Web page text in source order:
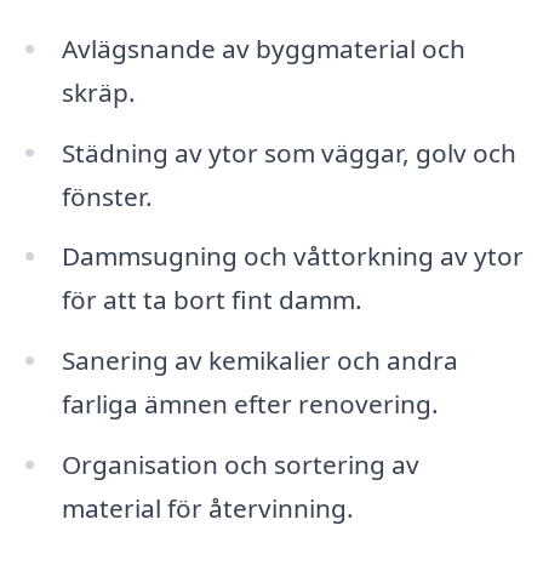
Avlägsnande av byggmaterial och
skräp.
Städning av ytor som väggar, golv och
fönster.
Dammsugning och våttorkning av ytor
för att ta bort fint damm.
Sanering av kemikalier och andra
farliga ämnen efter renovering.
Organisation och sortering av
material för återvinning.